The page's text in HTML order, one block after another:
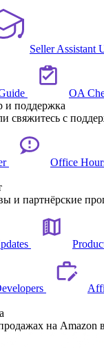
Seller Assistant
OA
и поддержка
свяжитесь с
Office
и партнёрские
на Amazon в